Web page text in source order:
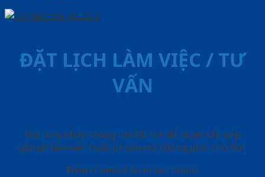
ĐẶT LỊCH LÀM VIỆC / TƯ
VẤN
Vui lòng nhập thông tin đặt lịch để được sắp xếp
gặp gỡ làm việc hoăc tư vấn mà không phải chờ đợi.
Error: Contact form not found.